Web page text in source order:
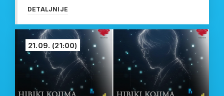
DETALJNIJE
21.09. (21:00)